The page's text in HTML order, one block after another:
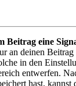
Beitrag eine
an deinen Beitrag
in den
entwerfen.
hast,